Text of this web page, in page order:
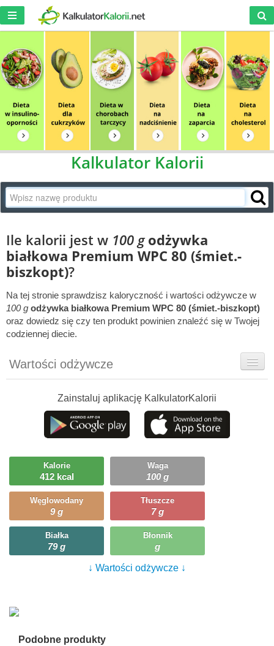
Kalkulator Kalorii
Ile kalorii jest w 100 g odżywka
białkowa Premium WPC 80 (śmiet.-
biszkopt)?
Na tej stronie sprawdzisz kaloryczność i wartości odżywcze w
100 g odżywka białkowa Premium WPC 80 (śmiet.-biszkopt)
oraz dowiedz się czy ten produkt powinien znaleźć się w Twojej
codziennej diecie.
Wartości odżywcze
Ciekawostki
Ile możesz zjeść?
Zainstaluj aplikację KalkulatorKalorii
Kalorie
412 kcal
Waga
100 g
Węglowodany
9 g
Tłuszcze
7 g
Białka
79 g
Błonnik
g
↓ Wartości odżywcze ↓
Podobne produkty